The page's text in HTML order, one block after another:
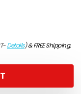
Details)&FREE Shipping.